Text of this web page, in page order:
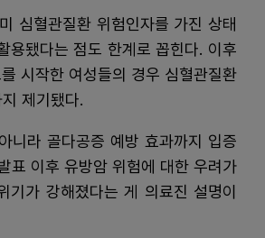
심혈관질환 위험인자를 가진 상태
용됐다는 점도 한계로 꼽힌다. 이후
시작한 여성들의 경우 심혈관질환
제기됐다.
니라 골다공증 예방 효과까지 입증
표 이후 유방암 위험에 대한 우려가
기가 강해졌다는 게 의료진 설명이